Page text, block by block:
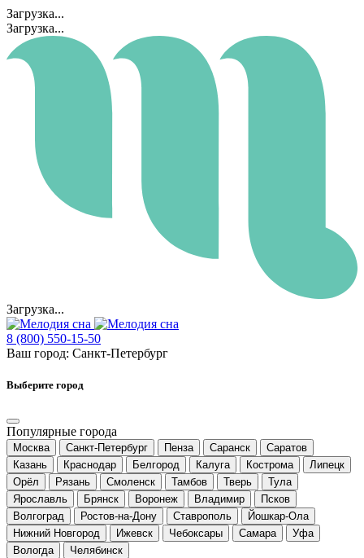
Загрузка...
Загрузка...
Загрузка...
8 (800) 550-15-50
Ваш город: Санкт-Петербург
Выберите город
Популярные города
Москва Санкт-Петербург Пенза Саранск
Саратов
Казань
Краснодар Белгород Калуга Кострома
Липецк
Орёл
Рязань Смоленск Тамбов Тверь
Тула
Ярославль
Брянск Воронеж Владимир
Псков
Волгоград
Ростов-на-Дону Ставрополь
Йошкар-Ола
Нижний Новгород
Ижевск Чебоксары Самара
Уфа
Вологда
Челябинск